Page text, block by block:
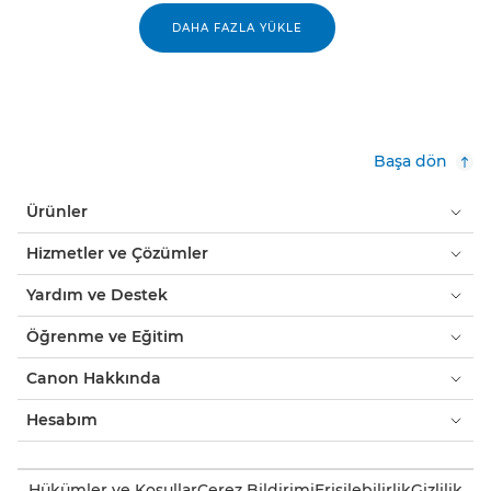
DAHA FAZLA YÜKLE
Başa dön
Ürünler
Hizmetler ve Çözümler
Yardım ve Destek
Öğrenme ve Eğitim
Canon Hakkında
Hesabım